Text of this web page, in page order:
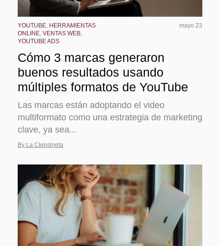
YOUTUBE, HERRAMIENTAS
ONLINE, VENTAS WEB,
YOUTUBE ADS
mayo 23
Cómo 3 marcas generaron
buenos resultados usando
múltiples formatos de YouTube
Las marcas están adoptando el video
multiformato como una estrategia de marketing
clave, ya sea...
By La Clepsineta